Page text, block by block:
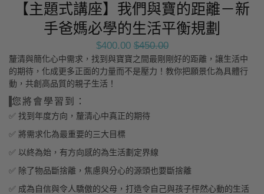
【主題式講座】我們與寶的距離－新
手爸媽必學的生活平衡規劃
$400.00 $450.00
釐清與簡化心中需求，找到與寶寶之間最剛剛好的距離，讓生活中
的期待，化成更多正面的力量而不是壓力！教你把願景化為具體行
動，共創高品質的親子生活！
您將會學習到：
✅ 找到年度方向，釐清心中真正的期待
✅ 將需求化為最重要的三大目標
✅ 以終為始，有方向感的為生活劃定界線
✅ 除了物品斷捨離，焦慮與分心的源頭也要斷捨離
✅ 成為自信與令人驕傲的父母，打造令自己與孩子怦然心動的生活